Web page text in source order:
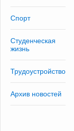
Спорт
Студенческая
жизнь
Трудоустройство
Архив новостей